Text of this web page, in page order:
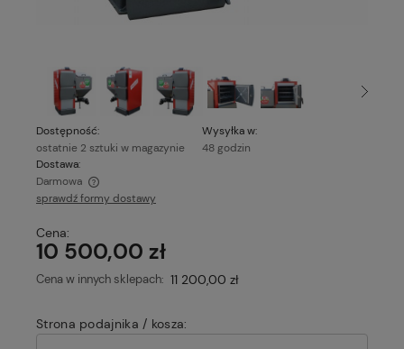
Dostępność:
ostatnie 2 sztuki w magazynie
Wysyłka w:
48 godzin
Dostawa:
Darmowa
Cena nie zawiera ewentualnych kosztów płatności
sprawdź formy dostawy
Cena:
10 500,00 zł
Cena w innych sklepach: 11 200,00 zł
Strona podajnika / kosza: